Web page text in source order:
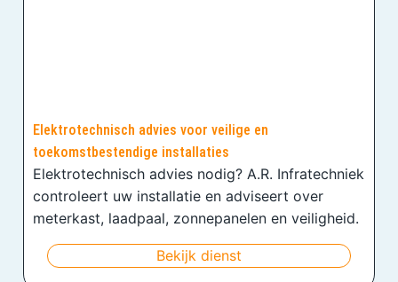
Elektrotechnisch advies voor veilige en
toekomstbestendige installaties
Elektrotechnisch advies nodig? A.R. Infratechniek
controleert uw installatie en adviseert over
meterkast, laadpaal, zonnepanelen en veiligheid.
Bekijk dienst